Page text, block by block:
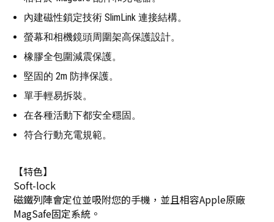
內建磁性鎖定技術 SlimLink 連接結構。
螢幕和相機鏡頭周圍架高保護設計。
橡膠全包圍減震保護。
堅固的 2m 防摔保護。
單手輕易拆裝。
在各種活動下都安全穩固。
符合行動充電規範。
【特色】
Soft-lock
磁鐵列陣會定位並吸附您的手機，並且相容Apple原廠
MagSafe固定系統。